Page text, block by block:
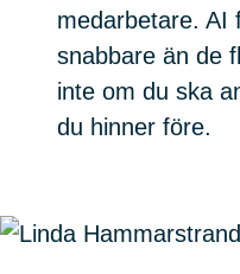
medarbetare. AI
snabbare än de
inte om du ska
du hinner före.